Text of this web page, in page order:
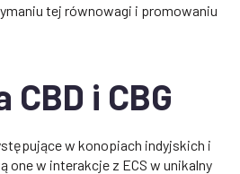
tej równowagi i promowaniu
i CBG
w konopiach indyjskich i
one w interakcje z ECS w unikalny